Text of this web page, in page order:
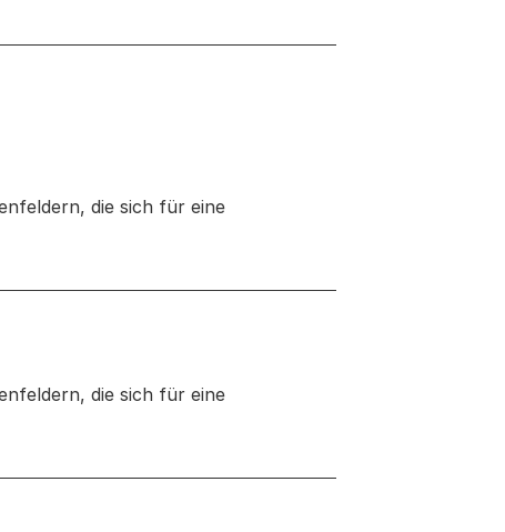
die sich für eine
die sich für eine